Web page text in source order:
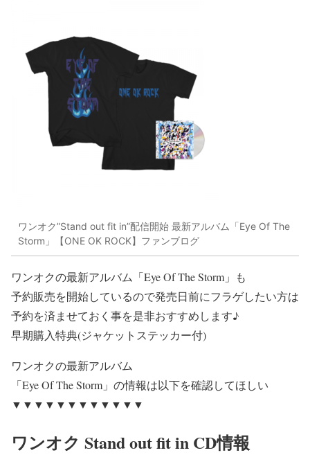
ワンオク”Stand out fit in”配信開始 最新アルバム「Eye Of The
Storm」【ONE OK ROCK】ファンブログ
ワンオクの最新アルバム 「Eye Of The Storm」 も
予約販売を開始しているので発売日前にフラゲしたい方は
予約を済ませておく事を是非おすすめします♪
早期購入特典(ジャケットステッカー付)
ワンオクの最新アルバム
「Eye Of The Storm」 の情報は以下を確認してほしい
▼▼▼▼▼▼▼▼▼▼▼▼
ワンオク Stand out fit in CD情報